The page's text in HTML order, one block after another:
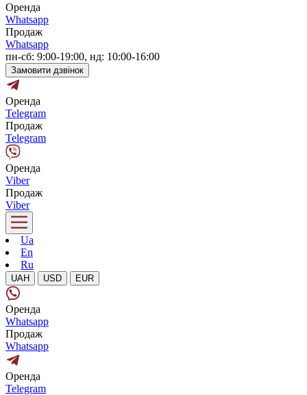
Оренда
Whatsapp
Продаж
Whatsapp
пн-сб: 9:00-19:00, нд: 10:00-16:00
Замовити дзвінок
Оренда
Telegram
Продаж
Telegram
Оренда
Viber
Продаж
Viber
Ua
En
Ru
UAH USD EUR
Оренда
Whatsapp
Продаж
Whatsapp
Оренда
Telegram